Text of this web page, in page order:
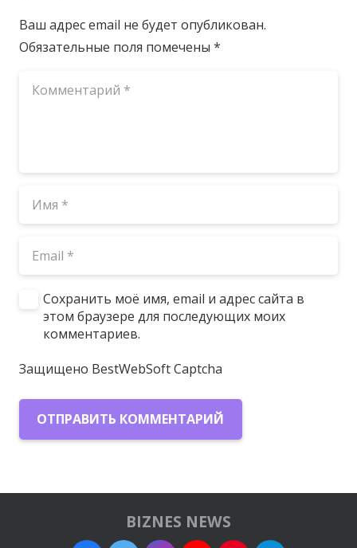
Ваш адрес email не будет опубликован.
Обязательные поля помечены *
Сохранить моё имя, email и адрес сайта в
этом браузере для последующих моих
комментариев.
Защищено BestWebSoft Captcha
ОТПРАВИТЬ КОММЕНТАРИЙ
BIZNES NEWS